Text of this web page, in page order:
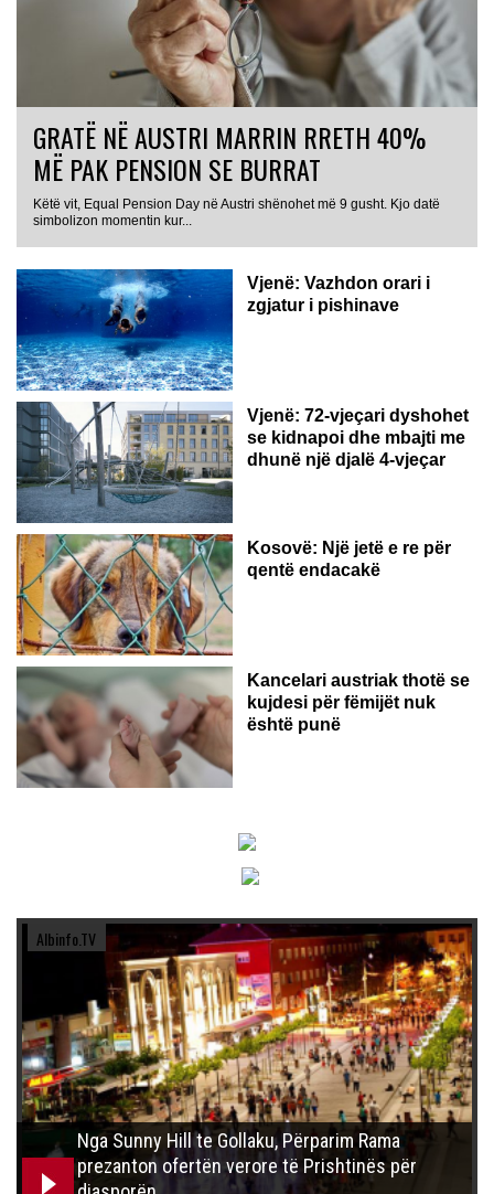
GRATË NË AUSTRI MARRIN RRETH 40%
MË PAK PENSION SE BURRAT
Këtë vit, Equal Pension Day në Austri shënohet më 9 gusht. Kjo datë
simbolizon momentin kur...
Vjenë: Vazhdon orari i
zgjatur i pishinave
Vjenë: 72-vjeçari dyshohet
se kidnapoi dhe mbajti me
dhunë një djalë 4-vjeçar
Kosovë: Një jetë e re për
qentë endacakë
Kancelari austriak thotë se
kujdesi për fëmijët nuk
është punë
Albinfo.TV
Nga Sunny Hill te Gollaku, Përparim Rama
prezanton ofertën verore të Prishtinës për